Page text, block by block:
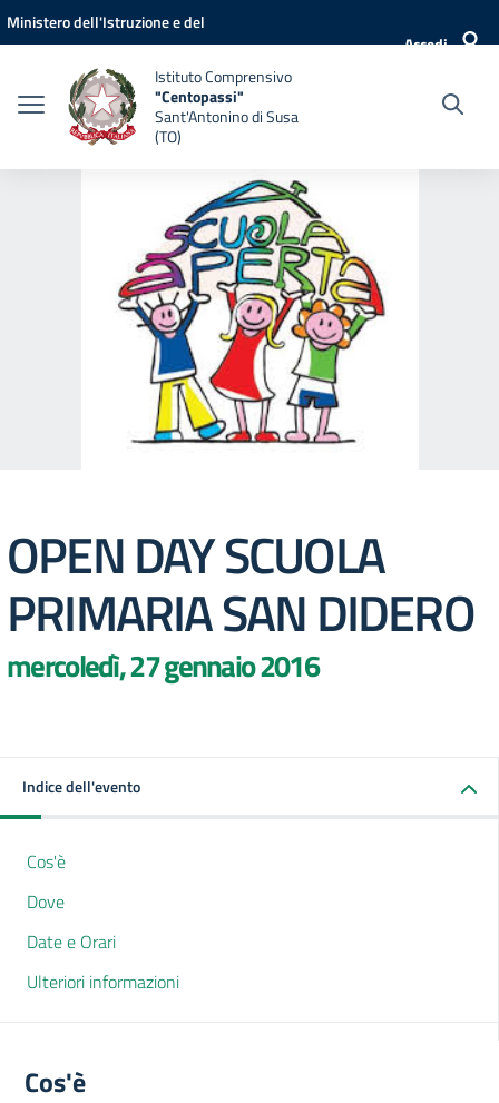
Vai ai contenuti
Vai al menu di navigazione
Vai al footer
Ministero dell'Istruzione e del
Accedi
Istituto Comprensivo
"Centopassi"
Sant'Antonino di Susa
(TO)
OPEN DAY SCUOLA
PRIMARIA SAN DIDERO
mercoledì, 27 gennaio 2016
Indice dell'evento
Cos'è
Dove
Date e Orari
Ulteriori informazioni
Cos'è